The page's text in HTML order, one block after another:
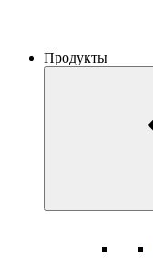
Продукты